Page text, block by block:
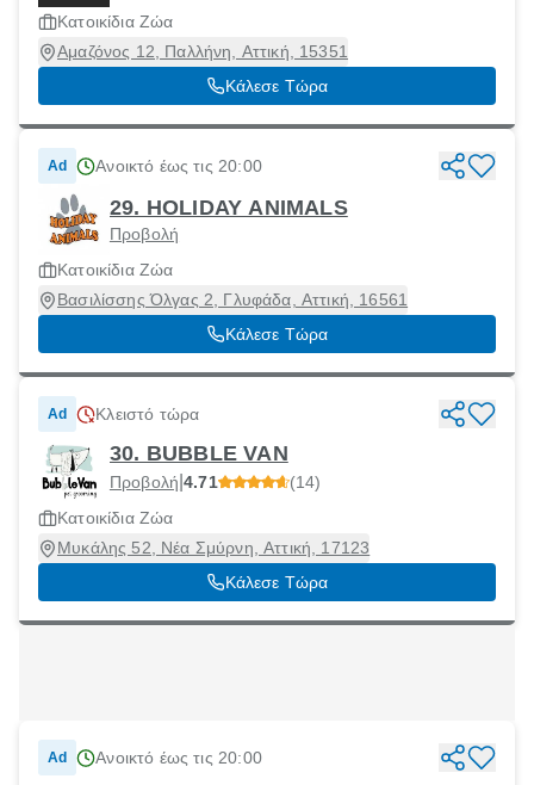
Κατοικίδια Ζώα
Αμαζόνος 12, Παλλήνη, Αττική, 15351
Κάλεσε Τώρα
Ad Ανοικτό έως τις 20:00
29. HOLIDAY ANIMALS
Προβολή
Κατοικίδια Ζώα
Βασιλίσσης Όλγας 2, Γλυφάδα, Αττική, 16561
Κάλεσε Τώρα
Ad Κλειστό τώρα
30. BUBBLE VAN
Προβολή 4.71
(14)
Κατοικίδια Ζώα
Μυκάλης 52, Νέα Σμύρνη, Αττική, 17123
Κάλεσε Τώρα
Ad Ανοικτό έως τις 20:00